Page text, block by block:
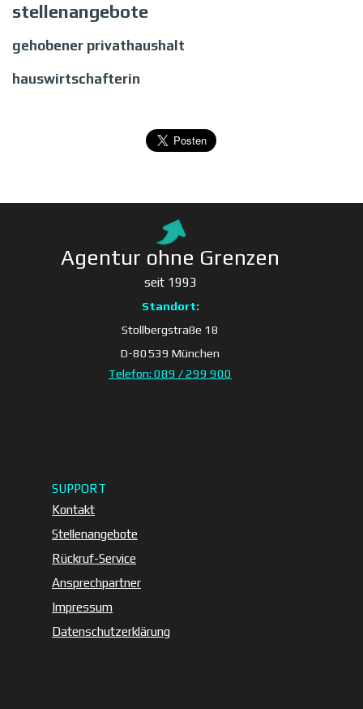
stellenangebote
gehobener privathaushalt
hauswirtschafterin
SUPPORT
Kontakt
Stellenangebote
Rückruf-Service
Ansprechpartner
Impressum
Datenschutzerklärung
Agentur ohne Grenzen
seit 1993
Standort:
Stollbergstraße 18
D-80539 München
Telefon: 089 / 299 900